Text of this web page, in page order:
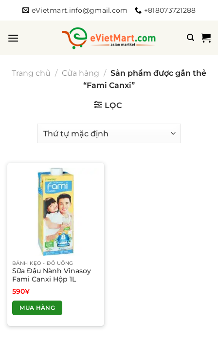
dung
eVietmart.info@gmail.com +818073721288
Trang chủ / Cửa hàng / Sản phẩm được gắn thẻ
“Fami Canxi”
LỌC
BÁNH KẸO - ĐỒ UỐNG
Sữa Đậu Nành Vinasoy
Fami Canxi Hộp 1L
590¥
MUA HÀNG